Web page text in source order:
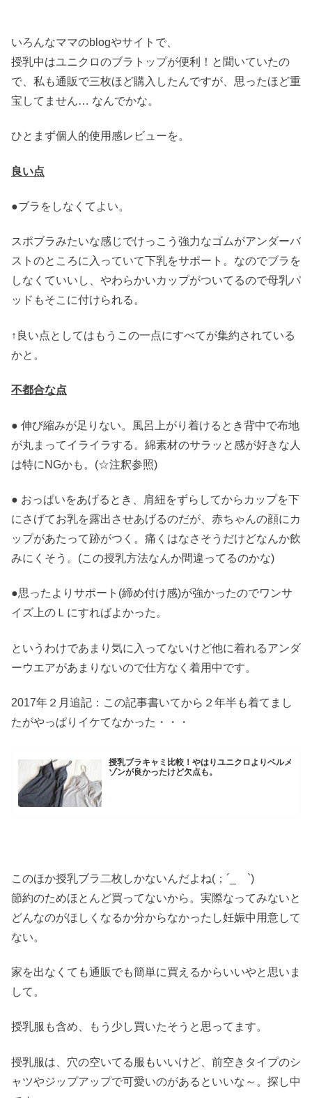
いろんなママのblogやサイトで、
授乳中はユニクロのブラトップが便利！と聞いていたの
で、私も通販で三枚ほど購入したんですが、思ったほど重
宝してません… なんでかな。
ひとまず個人的使用感レビューを。
良い点
●ブラをしなくてよい。
スポブラみたいな感じでけっこう強力なゴムがアンダーバ
ストのところに入っていて下乳をサポート。なのでブラを
しなくていいし、やわらかいカップがついてるので母乳パ
ッドもそこに付けられる。
↑良い点としてはもうこの一点にすべてが集約されている
かと。
不都合な点
● 伸び縮みが足りない。風呂上がり着けるとき背中で布地
が丸まってイライラする。綿素材のサラッと感が好きな人
は特にNGかも。(☆注釈参照)
● おっぱいをあげるとき、肩紐をずらしてからカップを下
にさげてお乳を露出させあげるのだが、赤ちゃんの顔にカ
ップがあたって跡がつく。痛くはなさそうだけどなんか飲
みにくそう。(この授乳方法なんか間違ってるのかな)
●思ったよりサポート(締め付け感)が強かったのでワンサ
イズ上のＬにすればよかった。
というわけであまり気に入ってないけど他に着れるアンダ
ーウエアがあまりないので仕方なく着用中です。
2017年２月追記：この記事書いてから２年半も着てまし
たがやっぱりイケてなかった・・・
授乳ブラキャミ比較！やはりユニクロよりベルメ
ゾンが良かったけど欠点も。
このほか授乳ブラ二枚しかないんだよね(；´_ゝ`)
節約のためほとんど買ってないから。実際なってみないと
どんなのがほしくなるか分からなかったし妊娠中用意して
ない。
家を出なくても通販でも簡単に買えるからいいやと思いま
して。
授乳服も含め、もう少し買いたそうと思ってます。
授乳服は、穴の空いてる服もいいけど、前空きタイプのシ
ャツやジップアップで可愛いのがあるといいな～。探し中